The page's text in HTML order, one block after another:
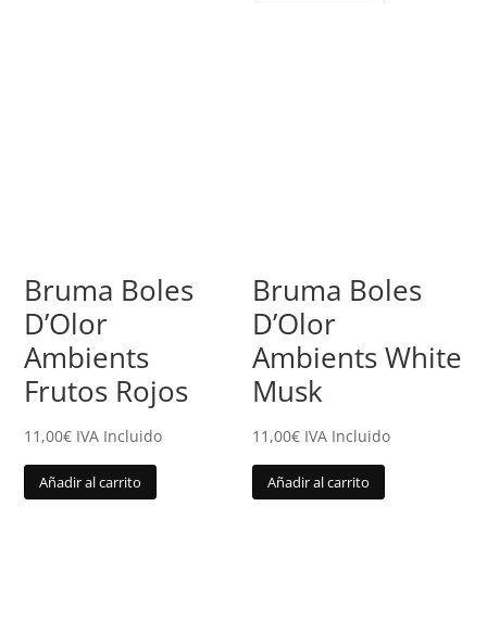
Bruma Boles
D’Olor
Ambients
Frutos Rojos
11,00€ IVA Incluido
Añadir al carrito
Bruma Boles
D’Olor
Ambients White
Musk
11,00€ IVA Incluido
Añadir al carrito